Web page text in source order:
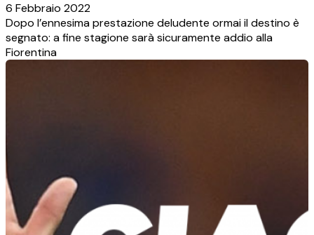
6 Febbraio 2022
Dopo l’ennesima prestazione deludente ormai il destino è
segnato: a fine stagione sarà sicuramente addio alla
Fiorentina